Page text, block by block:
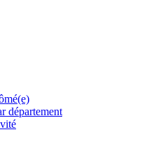
département